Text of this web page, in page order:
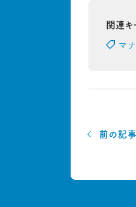
関連キ
マ
前の記事